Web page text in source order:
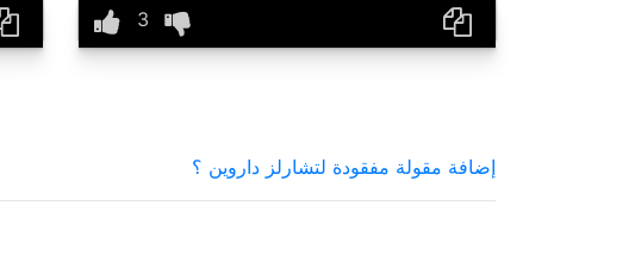
إضافة مقولة مفقودة لتشارلز داروين ؟